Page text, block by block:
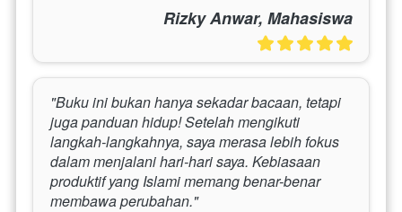
Rizky Anwar, Mahasiswa
"Buku ini bukan hanya sekadar bacaan, tetapi
juga panduan hidup! Setelah mengikuti
langkah-langkahnya, saya merasa lebih fokus
dalam menjalani hari-hari saya. Kebiasaan
produktif yang Islami memang benar-benar
membawa perubahan."